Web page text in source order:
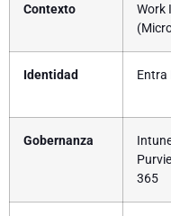
Contexto
Work
Identidad Entra
Gobernanza
365